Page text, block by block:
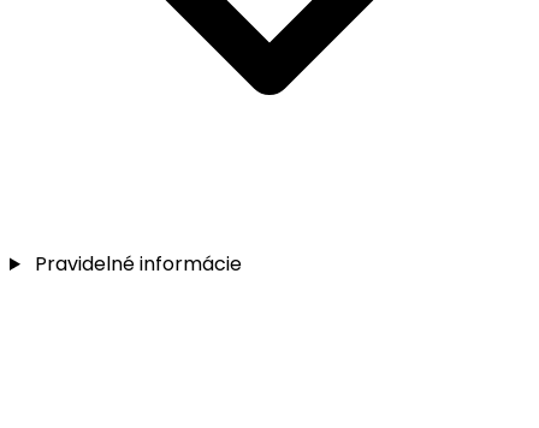
Pravidelné informácie